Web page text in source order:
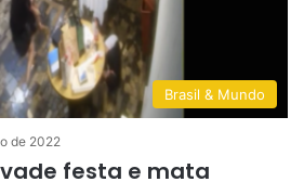
Brasil & Mundo
de 2022
festa e mata